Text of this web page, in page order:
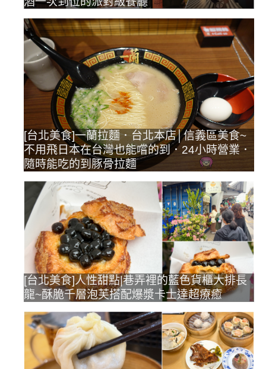
[台北美食]一蘭拉麵．台北本店│信義區美食~
不用飛日本在台灣也能嚐的到．24小時營業．
隨時能吃的到豚骨拉麵
[台北美食]人性甜點|巷弄裡的藍色貨櫃大排長
龍~酥脆千層泡芙搭配爆漿卡士達超療癒